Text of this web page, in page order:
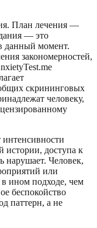
План лечения —
— это
данный момент.
закономерностей,
скрининговых
человеку,
истории, доступа к
нарушает. Человек,
или
ином подходе, чем
беспокойство
паттерн, а не